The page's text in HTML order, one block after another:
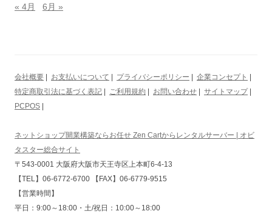
« 4月 6月 »
会社概要 お支払いについて プライバシーポリシー 企業コンセプト
特定商取引法に基づく表記
ご利用規約 お問い合わせ サイトマップ|
PCPOS
ネットショップ開業構築ならお任せ Zen Cartからレンタルサーバー | オビ
タスター総合サイト
〒543-0001 大阪府大阪市天王寺区上本町6-4-13
【TEL】06-6772-6700 【FAX】06-6779-9515
【営業時間】
平日：9:00～18:00・土/祝日：10:00～18:00